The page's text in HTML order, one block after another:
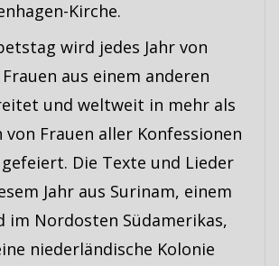
Kirche.
wird jedes Jahr von
aus einem anderen
und weltweit in mehr als
von Frauen aller Konfessionen
Die Texte und Lieder
Jahr aus Surinam, einem
im Nordosten Südamerikas,
niederländische Kolonie